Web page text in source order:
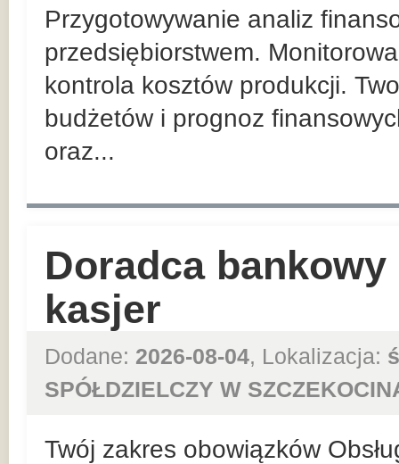
Przygotowywanie analiz
przedsiębiorstwem.
kontrola kosztów produkcji.
budżetów i prognoz
oraz...
Doradca
kasjer
Dodane: 2026-08-04, Lokalizacja:
SPÓŁDZIELCZY W
Twój zakres obowiązków